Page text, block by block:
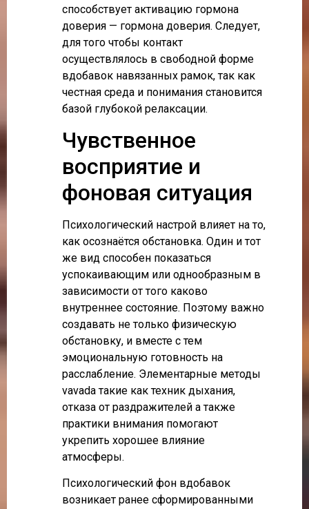
способствует активацию гормона
доверия — гормона доверия. Следует,
для того чтобы контакт
осуществлялось в свободной форме
вдобавок навязанных рамок, так как
честная среда и понимания становится
базой глубокой релаксации.
Чувственное
восприятие и
фоновая ситуация
Психологический настрой влияет на то,
как осознаётся обстановка. Один и тот
же вид способен показаться
успокаивающим или однообразным в
зависимости от того каково
внутреннее состояние. Поэтому важно
создавать не только физическую
обстановку, и вместе с тем
эмоциональную готовность на
расслабление. Элементарные методы
vavada такие как техник дыхания,
отказа от раздражителей а также
практики внимания помогают
укрепить хорошее влияние
атмосферы.
Психологический фон вдобавок
возникает ранее сформированными